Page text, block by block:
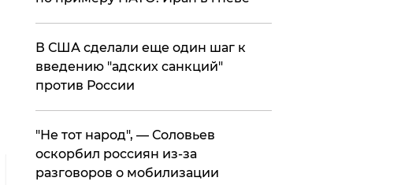
В США сделали еще один шаг к
введению "адских санкций"
против России
​"Не тот народ", — Соловьев
оскорбил россиян из-за
разговоров о мобилизации